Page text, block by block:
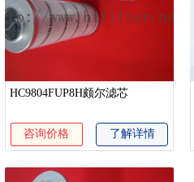
HC9804FUP8H颇尔滤芯
咨询价格 了解详情